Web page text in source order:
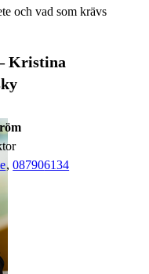
och vad som krävs
Kristina
,087906134